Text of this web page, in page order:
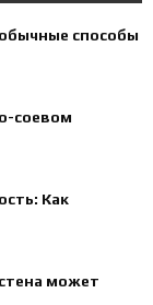
способы
соевом
Как
может